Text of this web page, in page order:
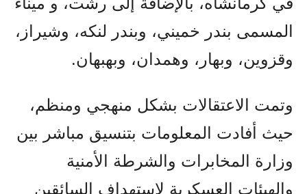
المسمی بندر خميني، وبندر لنکه، وشيراز،
وقزوين، وبهار، وهمدان، وبهبهان.
وتمت الاعتقالات بشكل منهجي ومنظم،
حيث أفادت المعلومات بتنسيق مباشر بين
وزارة المخابرات والشرطة الأمنية
والهيئات العسكرية لاستهداف السائقين